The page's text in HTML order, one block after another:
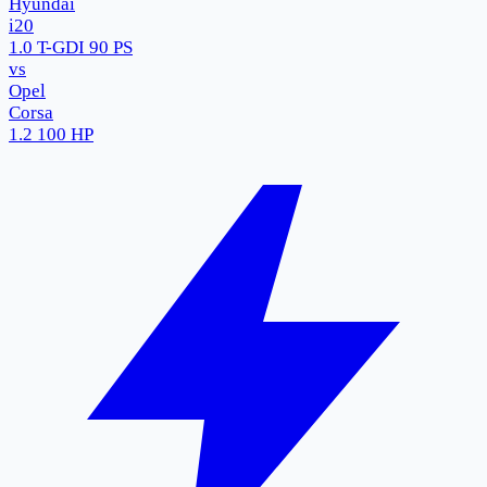
i20
1.0 T-GDI 90 PS
vs
Opel
Corsa
1.2 100 HP